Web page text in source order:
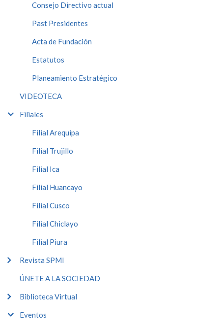
Consejo Directivo actual
Past Presidentes
Acta de Fundación
Estatutos
Planeamiento Estratégico
VIDEOTECA
Filiales
Filial Arequipa
Filial Trujillo
Filial Ica
Filial Huancayo
Filial Cusco
Filial Chiclayo
Filial Piura
Revista SPMI
ÚNETE A LA SOCIEDAD
Biblioteca Virtual
Eventos